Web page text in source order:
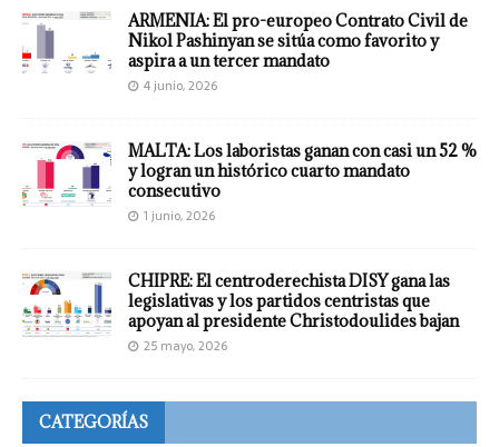
ARMENIA: El pro-europeo Contrato Civil de
Nikol Pashinyan se sitúa como favorito y
aspira a un tercer mandato
4 junio, 2026
MALTA: Los laboristas ganan con casi un 52 %
y logran un histórico cuarto mandato
consecutivo
1 junio, 2026
CHIPRE: El centroderechista DISY gana las
legislativas y los partidos centristas que
apoyan al presidente Christodoulides bajan
25 mayo, 2026
CATEGORÍAS